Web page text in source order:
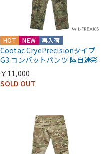
HOT NEW 再入荷
Cootac CryePrecisionタイプ
G3 コンバットパンツ 陸自迷彩
￥11,000
SOLD OUT